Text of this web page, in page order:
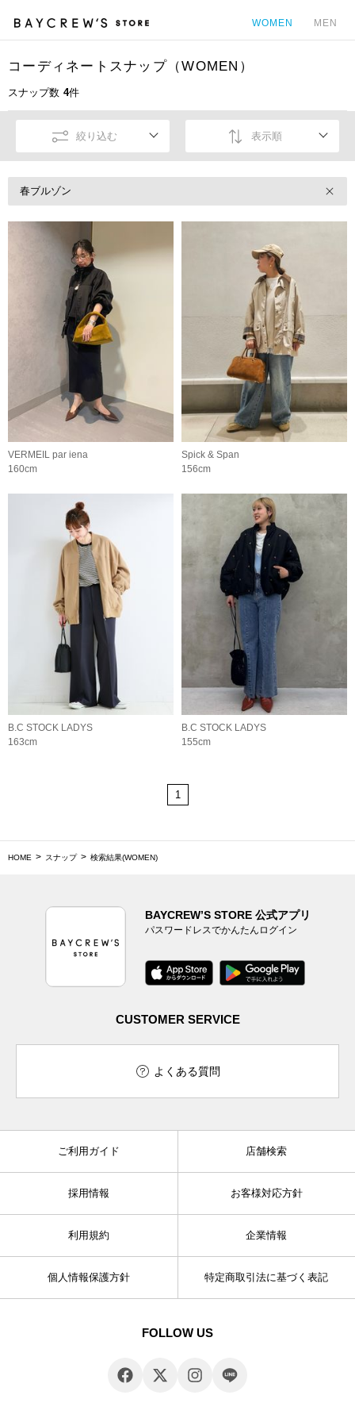
WOMEN MEN
コーディネートスナップ（WOMEN）
スナップ数 4件
絞り込む 表示順
春ブルゾン
VERMEIL par iena
160cm
Spick & Span
156cm
B.C STOCK LADYS
163cm
B.C STOCK LADYS
155cm
1
HOME スナップ 検索結果(WOMEN)
BAYCREW’S STORE 公式アプリ
パスワードレスでかんたんログイン
CUSTOMER SERVICE
よくある質問
ご利用ガイド 店舗検索
採用情報 お客様対応方針
利用規約 企業情報
個人情報保護方針 特定商取引法に基づく表記
FOLLOW US